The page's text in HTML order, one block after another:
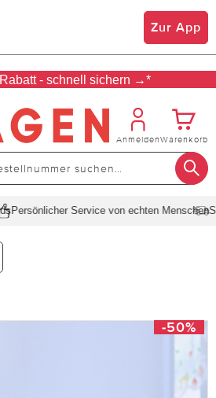
Zur App
- schnell sichern →*
AnmeldenWarenkorb
Persönlicher Service von echten Menschen
-50%